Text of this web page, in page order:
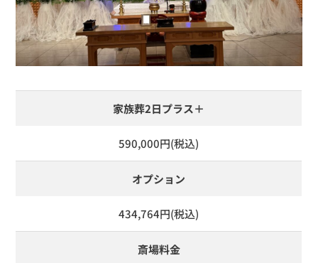
家族葬2日プラス＋
590,000円(税込)
オプション
434,764円(税込)
斎場料金